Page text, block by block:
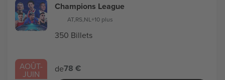
AOÛT-
JUIN
Champions League
AT,RS,NL+10 plus
350 Billets
de78 €